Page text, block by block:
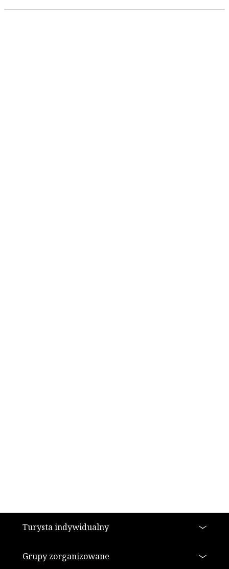
Stopka
Turysta indywidualny
Grupy zorganizowane